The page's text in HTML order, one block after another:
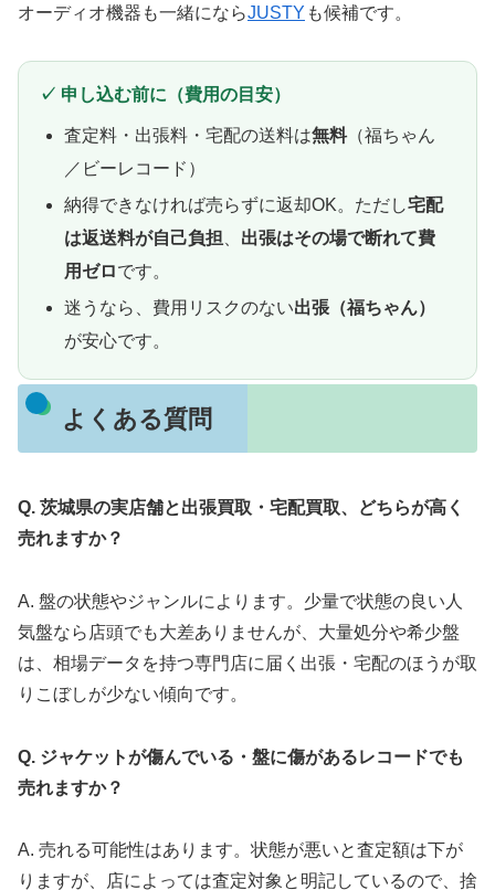
オーディオ機器も一緒にならJUSTY も候補です。
✓ 申し込む前に（費用の目安）
査定料・出張料・宅配の送料は無料（福ちゃん
／ビーレコード）
納得できなければ売らずに返却OK。ただし宅配
は返送料が自己負担
出張はその場で断れて費
用ゼロです。
迷うなら、費用リスクのない出張（福ちゃん）
が安心です。
よくある質問
Q. 茨城県の実店舗と出張買取・宅配買取、どちらが高く
売れますか？
A. 盤の状態やジャンルによります。少量で状態の良い人
気盤なら店頭でも大差ありませんが、大量処分や希少盤
は、相場データを持つ専門店に届く出張・宅配のほうが取
りこぼしが少ない傾向です。
Q. ジャケットが傷んでいる・盤に傷があるレコードでも
売れますか？
A. 売れる可能性はあります。状態が悪いと査定額は下が
りますが、店によっては査定対象と明記しているので、捨